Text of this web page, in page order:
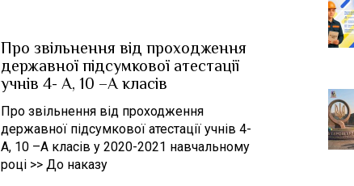
Про звільнення від проходження
державної підсумкової атестації
учнів 4- А, 10 –А класів
Про звільнення від проходження
державної підсумкової атестації учнів 4-
А, 10 –А класів у 2020-2021 навчальному
році >> До наказу